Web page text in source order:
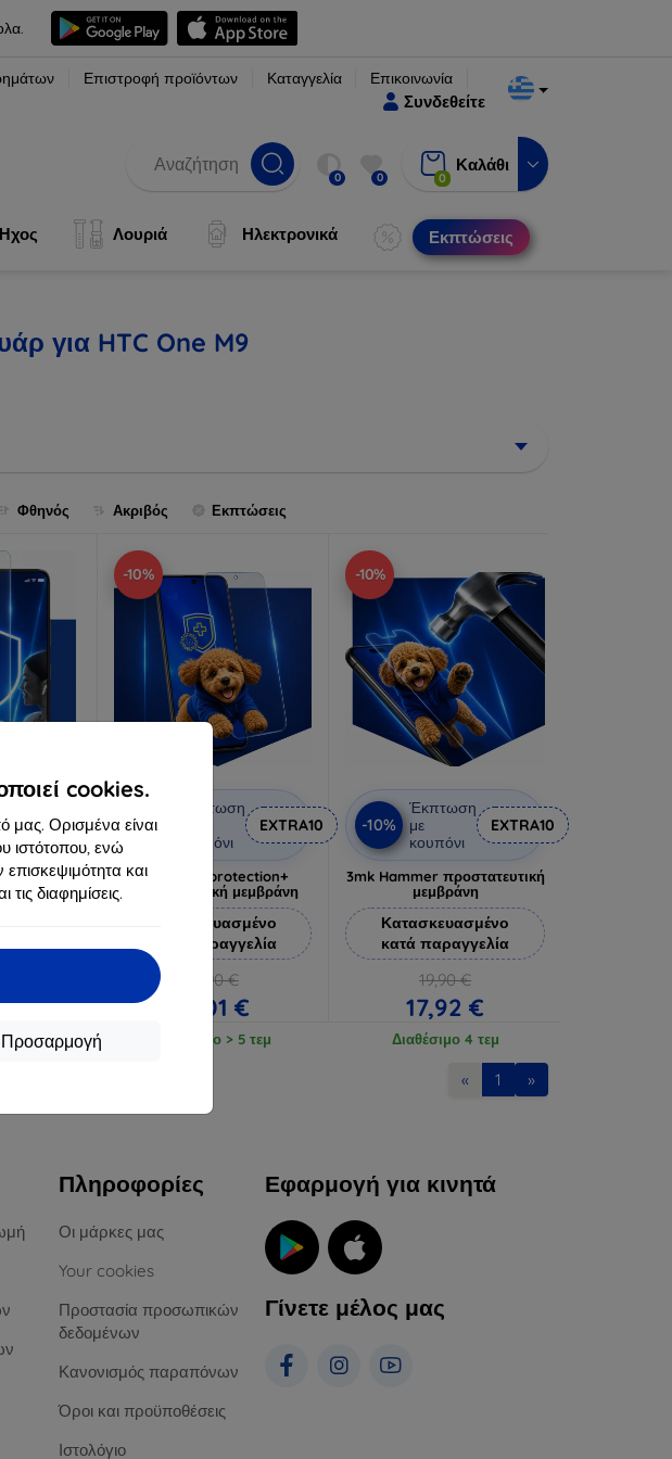
cookies.
μας. Ορισμένα είναι
ιστότοπου, ενώ
και
διαφημίσεις.
Προσαρμογή
Επιστροφή προϊόντων Καταγγελία Επικοινωνία
Συνδεθείτε
0 0 0
Καλάθι
Λουριά Ηλεκτρονικά Εκπτώσεις
για HTC One M9
Φθηνός Ακριβός Εκπτώσεις
EXTRA10
γυαλί
5 τεμ
-10%
-10%
Έκπτωση
κουπόνι
EXTRA10
3mk Silverprotection+
προστατευτική μεμβράνη
Κατασκευασμένο
κατά παραγγελία
18,90 €
17,01 €
Διαθέσιμο > 5 τεμ
-10%
-10%
Έκπτωση
με
κουπόνι
EXTRA10
3mk Hammer προστατευτική
μεμβράνη
Κατασκευασμένο
κατά παραγγελία
19,90 €
17,92 €
Διαθέσιμο 4 τεμ
« 1 »
Πληροφορίες
Οι μάρκες μας
Your cookies
Προστασία προσωπικών
δεδομένων
Κανονισμός παραπόνων
Όροι και προϋποθέσεις
Ιστολόγιο
Εφαρμογή για κινητά
Γίνετε μέλος μας